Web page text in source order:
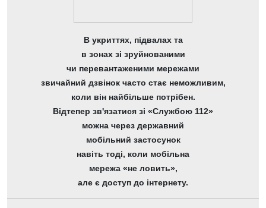
В укриттях, підвалах та
в зонах зі зруйнованими
чи перевантаженими мережами
звичайний дзвінок часто стає неможливим,
коли він найбільше потрібен.
Відтепер зв'язатися зі «Службою 112»
можна через державний
мобільний застосунок
навіть тоді, коли мобільна
мережа «не ловить»,
але є доступ до інтернету.